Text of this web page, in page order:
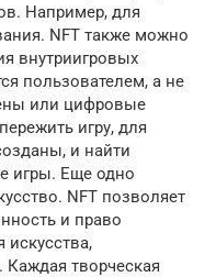
Например, для
NFT также можно
внутриигровых
пользователем, а не
или цифровые
игру, для
и найти
игры. Еще одно
NFT позволяет
и право
искусства,
творческая